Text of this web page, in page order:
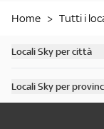
Home > Tutti i
Locali Sky per città
Scopri tutti i bar di
Locali Sky per
Scopri tutti i bar in
Scopri tutti i bar in